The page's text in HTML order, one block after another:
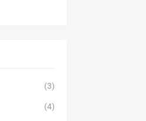
(3)
(4)